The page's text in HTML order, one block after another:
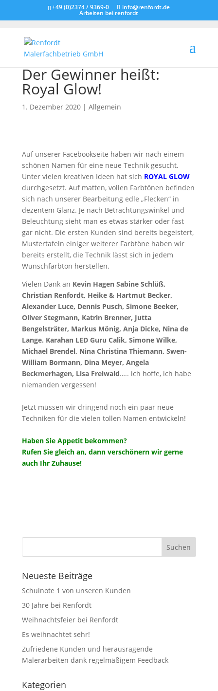
+49 (0)2374 / 9369-0 info@renfordt.de
Arbeiten bei renfordt
Der Gewinner heißt:
Royal Glow!
1. Dezember 2020| Allgemein
Auf unserer Facebookseite haben wir nach einem
schönen Namen für eine neue Technik gesucht.
Unter vielen kreativen Ideen hat sich ROYAL GLOW
durchgesetzt. Auf matten, vollen Farbtönen befinden
sich nach unserer Bearbeitung edle „Flecken“ in
dezentem Glanz. Je nach Betrachtungswinkel und
Beleuchtung sieht man es etwas stärker oder fast
gar nicht. Die ersten Kunden sind bereits begeistert,
Mustertafeln einiger weiterer Farbtöne haben wir
bereits erstellt, die Technik lässt sich in jedem
Wunschfarbton herstellen.
Vielen Dank an Kevin Hagen Sabine Schlüß,
Christian Renfordt, Heike & Hartmut Becker,
Alexander Luce, Dennis Pusch, Simone Beeker,
Oliver Stegmann, Katrin Brenner, Jutta
Bengelsträter, Markus Mönig, Anja Dicke, Nina de
Lange. Karahan LED Guru Calik, Simone Wilke,
Michael Brendel, Nina Christina Thiemann, Swen-
William Bormann, Dina Meyer, Angela
Beckmerhagen, Lisa Freiwald….. ich hoffe, ich habe
niemanden vergessen!
Jetzt müssen wir dringend noch ein paar neue
Techniken für die vielen tollen Namen entwickeln!
Haben Sie Appetit bekommen?
Rufen Sie gleich an, dann verschönern wir gerne
auch Ihr Zuhause!
Neueste Beiträge
Schulnote 1 von unseren Kunden
30 Jahre bei Renfordt
Weihnachtsfeier bei Renfordt
Es weihnachtet sehr!
Zufriedene Kunden und herausragende
Malerarbeiten dank regelmäßigem Feedback
Kategorien